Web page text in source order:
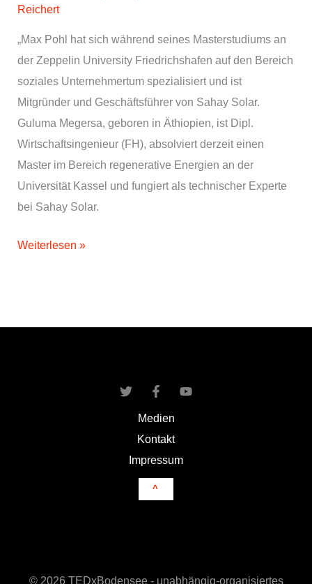
Reichert
„Max Pohl hat sich während seines Masterstudiums an
der Zeppelin University Friedrichshafen auf den Bereich
soziales Unternehmertum spezialisiert und ist
Mitgründer und Geschäftsführer von Sahay Solar.
Guluma Megersa, geboren in Äthiopien, ist Dipl.
Wirtschaftsingenieur (FH), absolviert derzeit einen
Master im Bereich regenerative Energien an der
Universität Kassel und fungiert als technischer Experte
bei Sahay Solar.
Max
Megersa,
Weiterlesen »
Medien
Kontakt
Impressum
^
© 2026 TEDxBodensee - unabhängig-organisiertes